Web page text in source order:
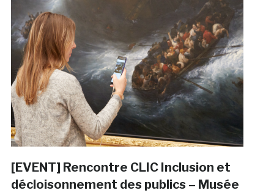
[EVENT] Rencontre CLIC Inclusion et
décloisonnement des publics – Musée